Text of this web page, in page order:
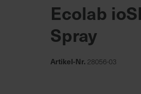
Ecolab
Spray
Artikel-Nr. 28056-03